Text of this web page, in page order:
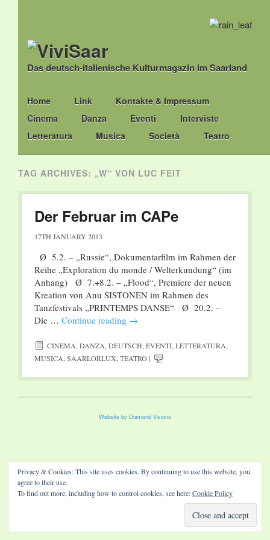
Das deutsch-italienische Kulturmagazin im Saarland
Main menu
Skip
to
content
Home Link
Kontakte & Impressum
Cinema
Danza Eventi
Interviste
Letteratura
Musica Società Teatro
TAG ARCHIVES: „W“ VON LUC FEIT
Der Februar im CAPe
17TH JANUARY 2013
Ø 5.2. – „Russie“, Dokumentarfilm im Rahmen der
Reihe „Exploration du monde / Welterkundung“ (im
Anhang) Ø 7.+8.2. – „Flood“, Premiere der neuen
Kreation von Anu SISTONEN im Rahmen des
Tanzfestivals „PRINTEMPS DANSE“ Ø 20.2. –
Die … Continue reading →
CINEMA,DANZA,DEUTSCH,EVENTI,LETTERATURA,
MUSICA,SAARLORLUX,TEATRO|
Website by Diamond Visions
Privacy & Cookies: This site uses cookies. By continuing to use this website, you
agree to their use.
To find out more, including how to control cookies, see here:Cookie Policy